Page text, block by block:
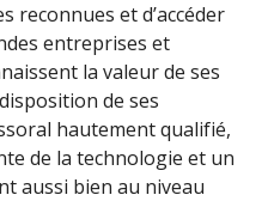
reconnues et d’accéder
entreprises et
la valeur de ses
de ses
hautement qualifié,
de la technologie et un
aussi bien au niveau